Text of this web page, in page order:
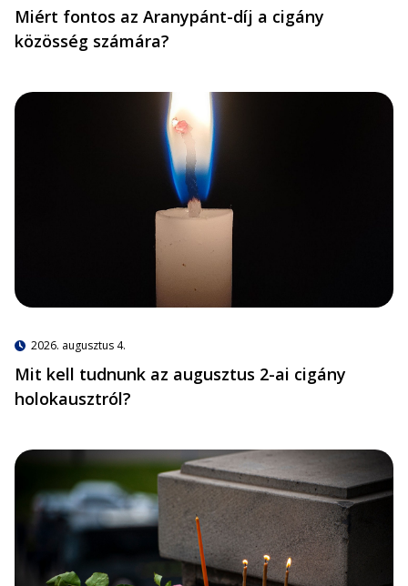
Miért fontos az Aranypánt-díj a cigány
közösség számára?
2026. augusztus 4.
Mit kell tudnunk az augusztus 2-ai cigány
holokausztról?